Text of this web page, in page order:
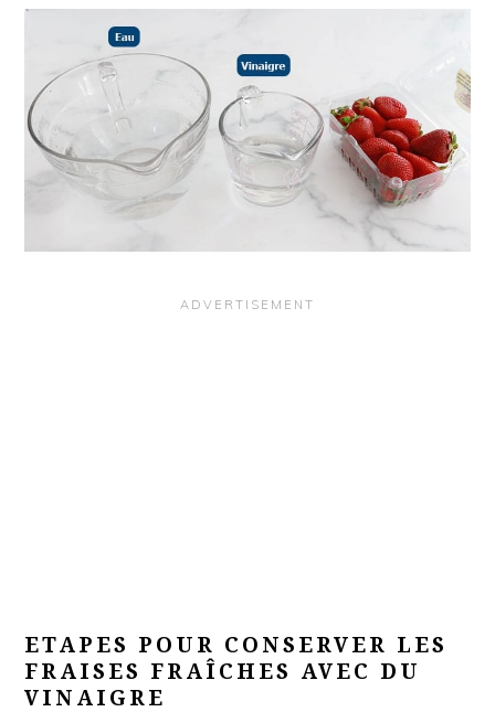
ETAPES POUR CONSERVER LES
FRAISES FRAÎCHES AVEC DU
VINAIGRE